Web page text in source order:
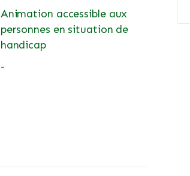
Animation accessible aux
personnes en situation de
handicap
-